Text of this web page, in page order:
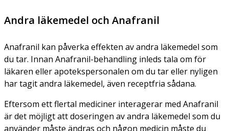
Andra läkemedel och Anafranil
Anafranil kan påverka effekten av andra läkemedel som
du tar. Innan Anafranil-behandling inleds tala om för
läkaren eller apotekspersonalen om du tar eller nyligen
har tagit andra läkemedel, även receptfria sådana.
Eftersom ett flertal mediciner interagerar med Anafranil
är det möjligt att doseringen av andra läkemedel som du
använder måste ändras och någon medicin måste du